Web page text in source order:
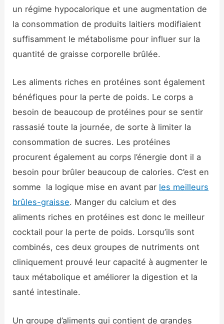
un régime hypocalorique et une augmentation de
la consommation de produits laitiers modifiaient
suffisamment le métabolisme pour influer sur la
quantité de graisse corporelle brûlée.
Les aliments riches en protéines sont également
bénéfiques pour la perte de poids. Le corps a
besoin de beaucoup de protéines pour se sentir
rassasié toute la journée, de sorte à limiter la
consommation de sucres. Les protéines
procurent également au corps l’énergie dont il a
besoin pour brûler beaucoup de calories. C’est en
somme la logique mise en avant par les meilleurs
brûles-graisse. Manger du calcium et des
aliments riches en protéines est donc le meilleur
cocktail pour la perte de poids. Lorsqu’ils sont
combinés, ces deux groupes de nutriments ont
cliniquement prouvé leur capacité à augmenter le
taux métabolique et améliorer la digestion et la
santé intestinale.
Un groupe d’aliments qui contient de grandes